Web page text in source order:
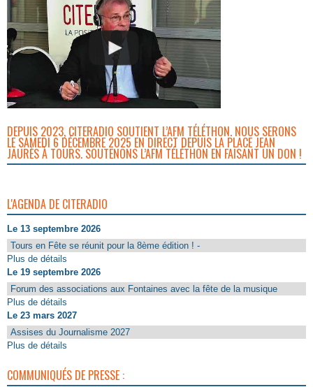
DEPUIS 2023, CITERADIO SOUTIENT L’AFM TÉLÉTHON. NOUS SERONS
LE SAMEDI 6 DÉCEMBRE 2025 EN DIRECT DEPUIS LA PLACE JEAN
JAURÈS À TOURS. SOUTENONS L’AFM TÉLÉTHON EN FAISANT UN DON !
L'AGENDA DE CITERADIO
Le 13 septembre 2026
Tours en Fête se réunit pour la 8ème édition ! -
Plus de détails
Le 19 septembre 2026
Forum des associations aux Fontaines avec la fête de la musique
Plus de détails
Le 23 mars 2027
Assises du Journalisme 2027
Plus de détails
COMMUNIQUÉS DE PRESSE :